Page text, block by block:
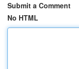
Submit a Comment
No HTML